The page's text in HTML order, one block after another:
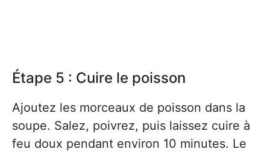
Étape 5 : Cuire le poisson
Ajoutez les morceaux de poisson dans la
soupe. Salez, poivrez, puis laissez cuire à
feu doux pendant environ 10 minutes. Le